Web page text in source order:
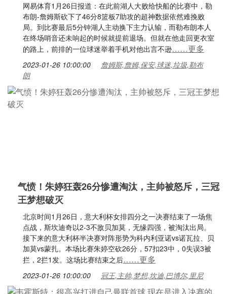
网易体育1月26日报道：在此前湖人大败给快船的比赛中，勒
布朗-詹姆斯砍下了46分8篮板7助攻的超神数据依然难挽败
局。到比赛最后5分钟湖人主动换下主力认输，而勒布朗本人
在终场哨音还未响起的时候就提前退场。但就在他走回更衣室
的路上，前排的一位球迷举着手机对他出言不逊……更多
2023-01-26 10:00:00
詹姆斯,詹姆,保安,球迷,垃圾,勒布
朗
气愤！朱婷狂轰26分惨遭淘汰，主帅被怒斥，三冠
王梦想破灭
北京时间1月26日，意大利杯女排四分之一决赛结束了一场焦
点战，斯坎迪奇以2-3不敌贝加莫，无缘四强，被淘汰出局。
接下来的意大利杯半决赛对阵形势为科内利亚诺vs诺瓦拉、贝
加莫vs蒙扎。本场比赛朱婷空砍26分，57扣23中，0失误3被
拦，2拦1发。这场比赛结束之后……更多
2023-01-26 10:00:00 冠王,主帅,梦想,坎迪,巴博尔,里尼